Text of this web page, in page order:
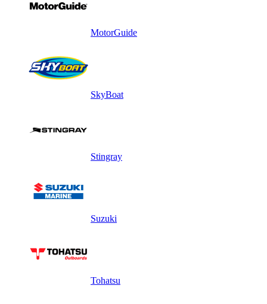
MotorGuide
SkyBoat
Stingray
Suzuki
Tohatsu